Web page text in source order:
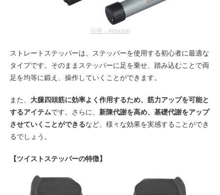
引用：Amazon
ストレートステッパーは、ステッパーを使用する初心者に最適な
タイプです。そのままステッパーに足を乗せ、踏み込むことで両
足を均等に鍛え、操作していくことができます。
また、 大腿四頭筋に効率よく作用するため、筋力アップを可能と
するアイテムです。さらに、 新陳代謝を高め、基礎代謝をアップ
させていくことができるなど、様々な効果を実感することができ
るでしょう。
【ツイストステッパーの特徴】